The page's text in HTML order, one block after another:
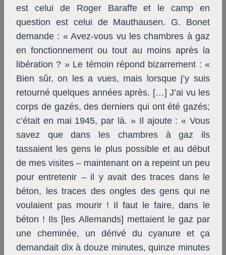
est celui de Roger Baraffe et le camp en
question est celui de Mauthausen. G. Bonet
demande : « Avez-vous vu les chambres à gaz
en fonctionnement ou tout au moins après la
libération ? » Le témoin répond bizarrement : «
Bien sûr, on les a vues, mais lorsque j’y suis
retourné quelques années après. […] J’ai vu les
corps de gazés, des derniers qui ont été gazés;
c’était en mai 1945, par là. » Il ajoute : « Vous
savez que dans les chambres à gaz ils
tassaient les gens le plus possible et au début
de mes visites – maintenant on a repeint un peu
pour entretenir – il y avait des traces dans le
béton, les traces des ongles des gens qui ne
voulaient pas mourir ! Il faut le faire, dans le
béton ! Ils [les Allemands] mettaient le gaz par
une cheminée, un dérivé du cyanure et ça
demandait dix à douze minutes, quinze minutes